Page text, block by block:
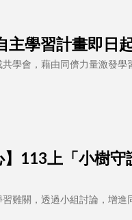
學習計畫即日
學會，藉由同儕力量激發
113上「小樹
難關，透過小組討論，增